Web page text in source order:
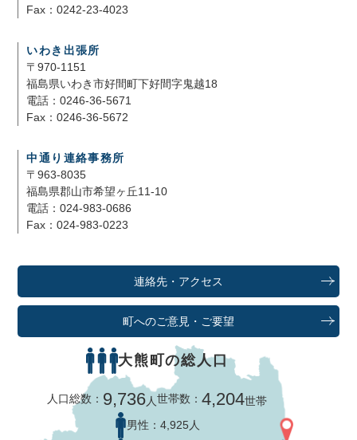
Fax：0242-23-4023
いわき出張所
〒970-1151
福島県いわき市好間町下好間字鬼越18
電話：0246-36-5671
Fax：0246-36-5672
中通り連絡事務所
〒963-8035
福島県郡山市希望ヶ丘11-10
電話：024-983-0686
Fax：024-983-0223
連絡先・アクセス
町へのご意見・ご要望
大熊町の総人口
人口総数： 9,736人世帯数：4,204世帯
男性： 4,925人